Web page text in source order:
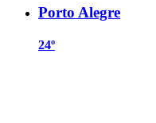
Porto Alegre
24º